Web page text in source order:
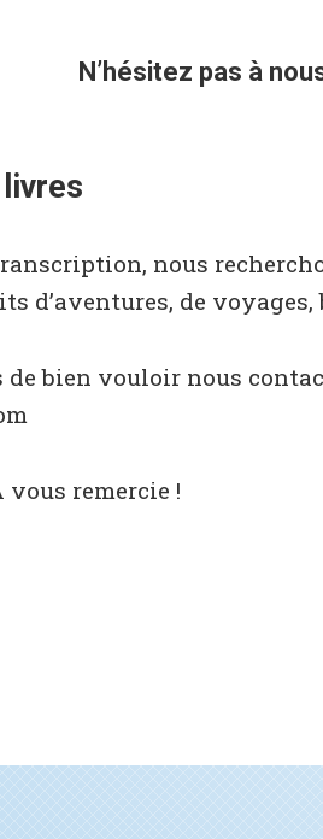
N’hésitez pas à
nous
d’aventures, de
de bien vouloir nous
vous remercie !